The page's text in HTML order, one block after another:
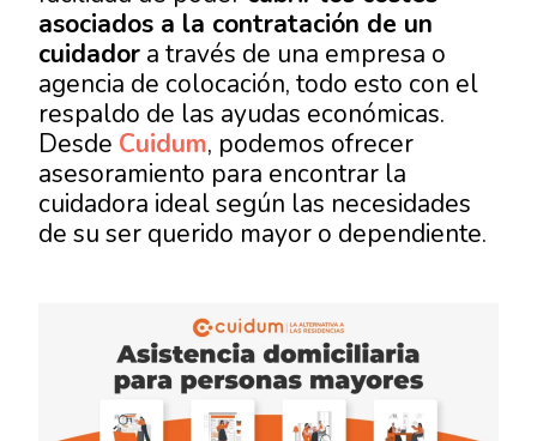
asociados a la contratación de un
cuidador a través de una empresa o
agencia de colocación, todo esto con el
respaldo de las ayudas económicas.
Desde Cuidum, podemos ofrecer
asesoramiento para encontrar la
cuidadora ideal según las necesidades
de su ser querido mayor o dependiente.